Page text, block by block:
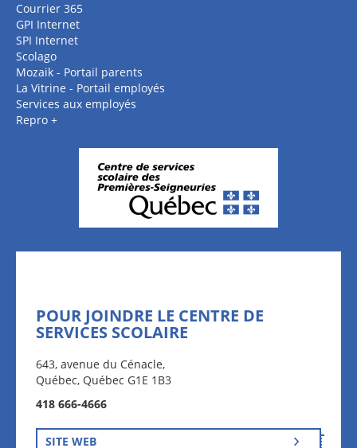
Courrier 365
GPI Internet
SPI Internet
Scolago
Mozaik - Portail parents
La Vitrine - Portail employés
Services aux employés
Repro +
POUR JOINDRE LE CENTRE DE
SERVICES SCOLAIRE
643, avenue du Cénacle,
Québec, Québec G1E 1B3
418 666-4666
SITE WEB